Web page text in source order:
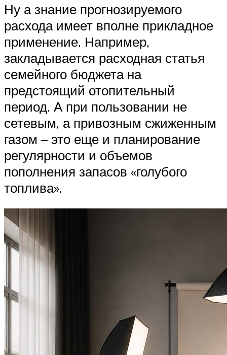
Ну а знание прогнозируемого
расхода имеет вполне прикладное
применение. Например,
закладывается расходная статья
семейного бюджета на
предстоящий отопительный
период. А при пользовании не
сетевым, а привозным сжиженным
газом – это еще и планирование
регулярности и объемов
пополнения запасов «голубого
топлива».